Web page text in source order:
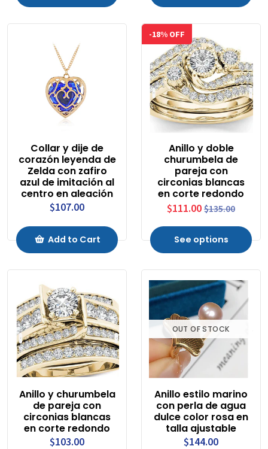
Collar y dije de
corazón leyenda de
Zelda con zafiro
azul de imitación al
centro en aleación
$107.00
Add to Cart
-18% OFF
Anillo y doble
churumbela de
pareja con
circonias blancas
en corte redondo
$111.00 $135.00
See options
Anillo y churumbela
de pareja con
circonias blancas
en corte redondo
$103.00
OUT OF STOCK
Anillo estilo marino
con perla de agua
dulce color rosa en
talla ajustable
$144.00